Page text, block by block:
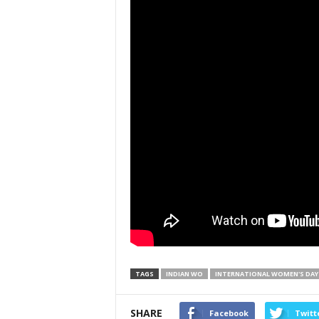
TAGS INDIAN WO INTERNATIONAL WOMEN'S DAY
SHARE Facebook